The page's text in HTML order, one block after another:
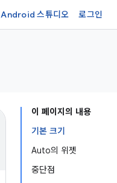
Android 스튜디오 로그인
이 페이지의 내용
기본 크기
Auto의 위젯
중단점